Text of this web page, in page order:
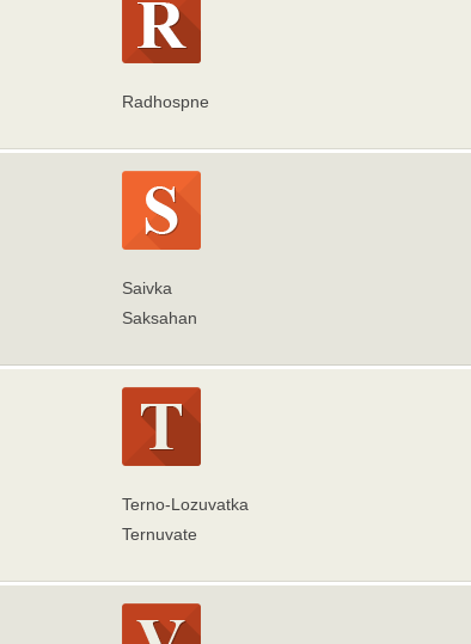
Radhospne
Saivka
Saksahan
Terno-Lozuvatka
Ternuvate